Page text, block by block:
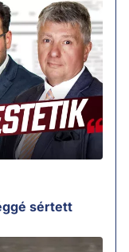
sértett